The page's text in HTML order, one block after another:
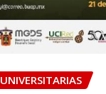
UNIVERSITARIAS